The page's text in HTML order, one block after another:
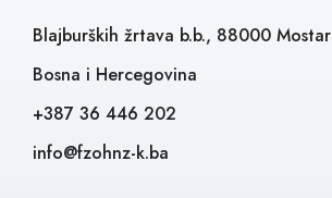
Blajburških žrtava b.b., 88000 Mostar
Bosna i Hercegovina
+387 36 446 202
info@fzohnz-k.ba